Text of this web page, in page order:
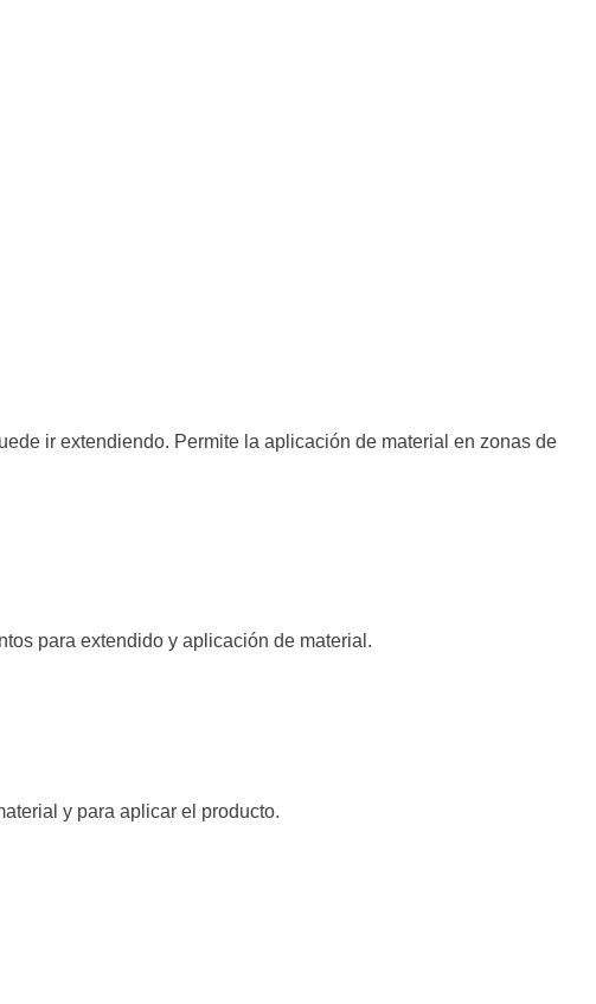
ir extendiendo. Permite la aplicación de material en zonas de
para extendido y aplicación de material.
y para aplicar el producto.